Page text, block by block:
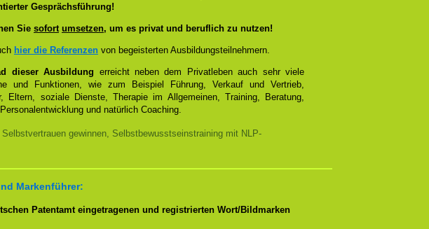
Gesprächsführung!
Sie sofort umsetzen, um es privat und beruflich zu nutzen!
hier die Referenzen von begeisterten Ausbildungsteilnehmern.
dieser Ausbildung erreicht neben dem Privatleben auch sehr viele
und Funktionen, wie zum Beispiel Führung, Verkauf und Vertrieb,
Eltern, soziale Dienste, Therapie im Allgemeinen, Training, Beratung,
und natürlich Coaching.
gewinnen, Selbstbewusstseinstraining mit NLP-
Markenführer:
Patentamt eingetragenen und registrierten Wort/Bildmarken